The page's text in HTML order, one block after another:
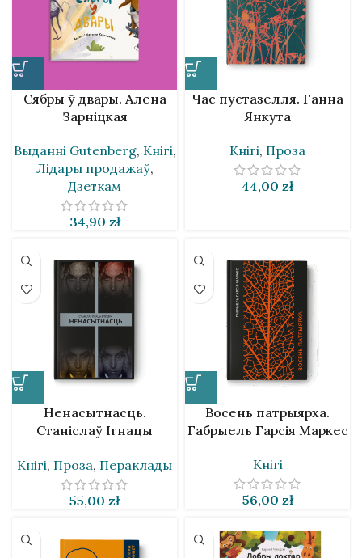
Сябры ў двары. Алена
Зарніцкая
Выданнi Gutenberg, Кнігі,
Лідары продажаў,
Дзеткам
34,90 zł
Час пустазелля. Ганна
Янкута
Кнігі, Проза
44,00 zł
Ненасытнасць.
Станіслаў Ігнацы
Кнігі, Проза, Пераклады
55,00 zł
Восень патрыярха.
Габрыель Гарсія Маркес
Кнігі
56,00 zł